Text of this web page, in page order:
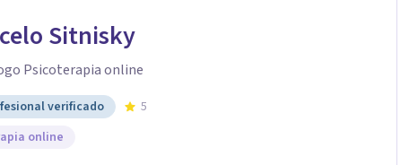
Sitnisky
Psicoterapia online
verificado
5
online